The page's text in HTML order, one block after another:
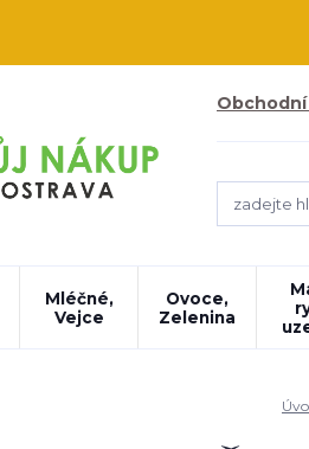
Mléčné,
Vejce
Ovoce,
Zelenina